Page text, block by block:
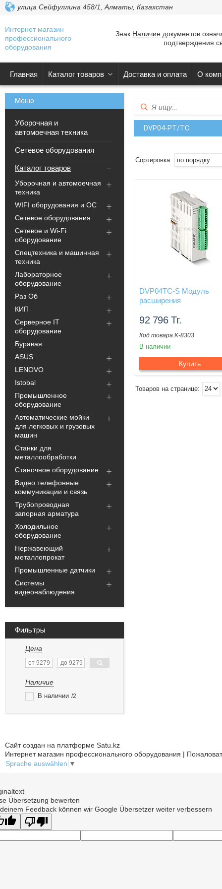
улица Сейфуллина 458/1, Алматы, Казахстан
Интернет магазин
профессионального
оборудования
Знак Наличие документов
подтверждения
Главная Каталог товаров Доставка и оплата О
Уборочная и
автомоечная техника
Сетевое оборудования
Каталог товаров
Уборочная и автомоечная
техника
WIFI оборудования и ОС
Сетевое оборудования
Сетевое и Wi-Fi
оборудование
Спецтехника и машинная
техника
Лабораторное
оборудование
Раз Об
КИП
Серверное IT
оборудование
Буравая
ASUS
LENOVO
Istobal
Промышленное
оборудование
Автоматические мойки
для легковых и грузовых
машин
Станки для
металлообработки
Станочное оборудование
Видео телефонные
коммуникации и связь
Трубопроводная
запорная арматура
Холодильное
оборудование
Нержавеющий
металлопрокат
Промышленные датчики
Системы
видеонаблюдения
Фильтры
Цена
Наличие
В наличии 2
DVP04-PT/TC
DVP04TC-S Модуль
расширения
92 796 Тг.
K-8303
В наличии
Купить
Сайт создан на платформе Satu.kz
Интернет магазин профессионального оборудования |
Sprache auswählen ▼
Übersetzung bewerten
Feedback können wir Google Übersetzer weiter verbessern